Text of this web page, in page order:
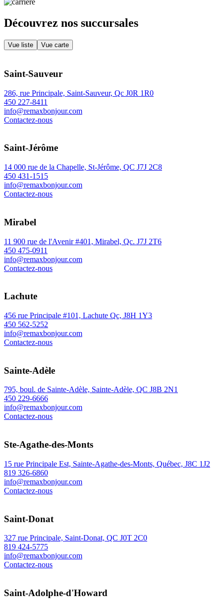
Découvrez nos succursales
Vue liste Vue carte
Saint-Sauveur
286, rue Principale, Saint-Sauveur, Qc J0R 1R0
450 227-8411
info@remaxbonjour.com
Contactez-nous
Saint-Jérôme
14 000 rue de la Chapelle, St-Jérôme, QC J7J 2C8
450 431-1515
info@remaxbonjour.com
Contactez-nous
Mirabel
11 900 rue de l'Avenir #401, Mirabel, Qc. J7J 2T6
450 475-0911
info@remaxbonjour.com
Contactez-nous
Lachute
456 rue Principale #101, Lachute Qc, J8H 1Y3
450 562-5252
info@remaxbonjour.com
Contactez-nous
Sainte-Adèle
795, boul. de Sainte-Adèle, Sainte-Adèle, QC J8B 2N1
450 229-6666
info@remaxbonjour.com
Contactez-nous
Ste-Agathe-des-Monts
15 rue Principale Est, Sainte-Agathe-des-Monts, Québec, J8C 1J2
819 326-6860
info@remaxbonjour.com
Contactez-nous
Saint-Donat
327 rue Principale, Saint-Donat, QC J0T 2C0
819 424-5775
info@remaxbonjour.com
Contactez-nous
Saint-Adolphe-d'Howard